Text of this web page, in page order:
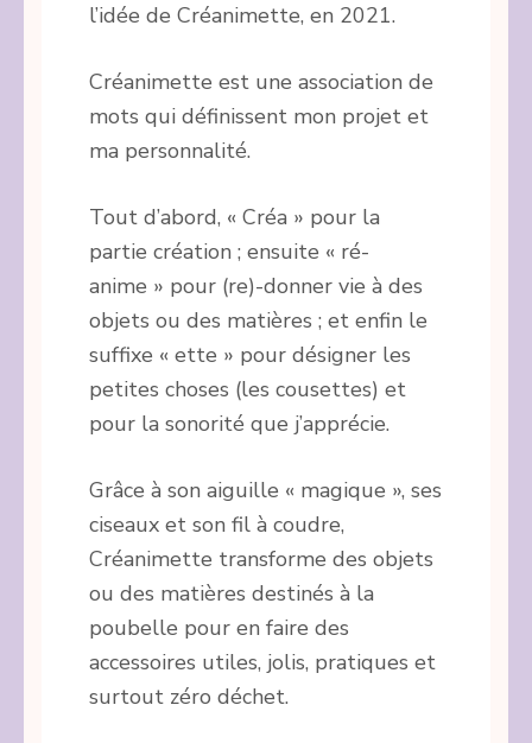
l’idée de Créanimette, en 2021.
Créanimette est une association de
mots qui définissent mon projet et
ma personnalité.
Tout d’abord, « Créa » pour la
partie création ; ensuite « ré-
anime » pour (re)-donner vie à des
objets ou des matières ; et enfin le
suffixe « ette » pour désigner les
petites choses (les cousettes) et
pour la sonorité que j’apprécie.
Grâce à son aiguille « magique », ses
ciseaux et son fil à coudre,
Créanimette transforme des objets
ou des matières destinés à la
poubelle pour en faire des
accessoires utiles, jolis, pratiques et
surtout zéro déchet.